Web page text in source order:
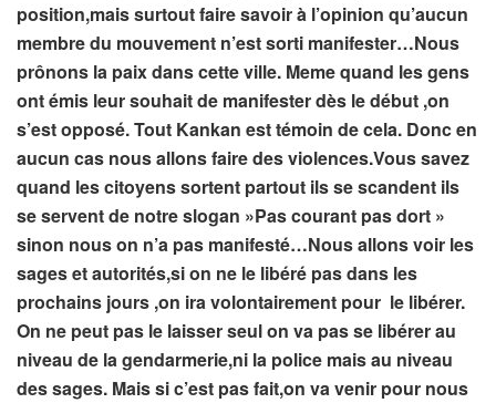
position,mais surtout faire savoir à l’opinion qu’aucun
membre du mouvement n’est sorti manifester…Nous
prônons la paix dans cette ville. Meme quand les gens
ont émis leur souhait de manifester dès le début ,on
s’est opposé. Tout Kankan est témoin de cela. Donc en
aucun cas nous allons faire des violences.Vous savez
quand les citoyens sortent partout ils se scandent ils
se servent de notre slogan »Pas courant pas dort »
sinon nous on n’a pas manifesté…Nous allons voir les
sages et autorités,si on ne le libéré pas dans les
prochains jours ,on ira volontairement pour le libérer.
On ne peut pas le laisser seul on va pas se libérer au
niveau de la gendarmerie,ni la police mais au niveau
des sages. Mais si c’est pas fait,on va venir pour nous